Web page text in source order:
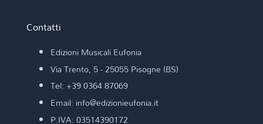
Contatti
Edizioni Musicali Eufonia
Via Trento, 5 - 25055 Pisogne (BS)
Tel: +39 0364 87069
Email: info@edizionieufonia.it
P.IVA: 03514390172